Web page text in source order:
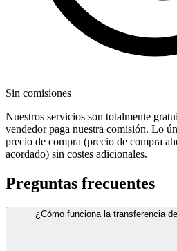
Sin comisiones
Nuestros servicios son totalmente
vendedor paga nuestra comisión. Lo
precio de compra (precio de compra
acordado) sin costes adicionales.
Preguntas frecuentes
¿Cómo funciona la transferencia